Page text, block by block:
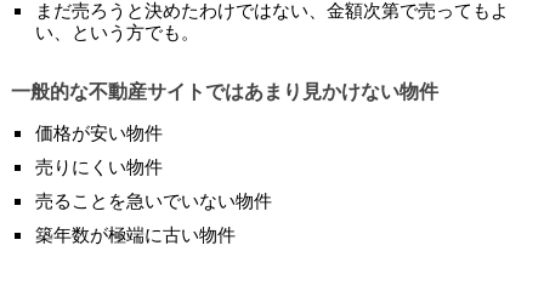
まだ売ろうと決めたわけではない、金額次第で売ってもよ
い、という方でも。
一般的な不動産サイトではあまり見かけない物件
価格が安い物件
売りにくい物件
売ることを急いでいない物件
築年数が極端に古い物件